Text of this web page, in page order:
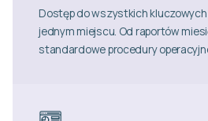
Dostęp do wszystkich
jednym miejscu. Od raportów
standardowe procedury